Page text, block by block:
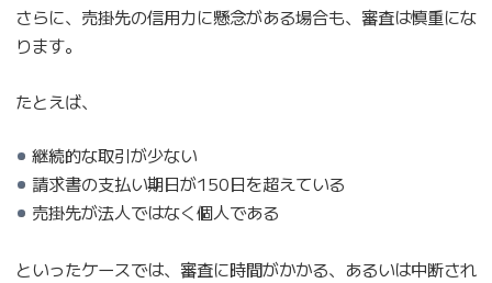
さらに、売掛先の信用力に懸念がある場合も、審査は慎重にな
ります。
たとえば、
継続的な取引が少ない
請求書の支払い期日が150日を超えている
売掛先が法人ではなく個人である
といったケースでは、審査に時間がかかる、あるいは中断され